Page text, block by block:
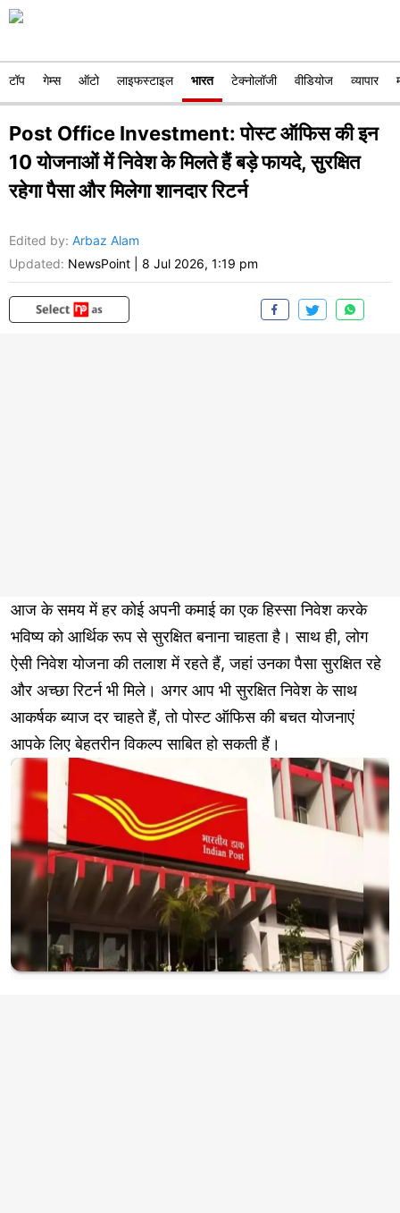
टॉप गेम्स ऑटो लाइफस्टाइल भारत टेक्नोलॉजी वीडियोज व्यापार
Post Office Investment: पोस्ट ऑफिस की इन
10 योजनाओं में निवेश के मिलते हैं बड़े फायदे, सुरक्षित
रहेगा पैसा और मिलेगा शानदार रिटर्न
Edited by: Arbaz Alam
Updated: NewsPoint 8 Jul 2026, 1:19 pm
आज के समय में हर कोई अपनी कमाई का एक हिस्सा निवेश करके
भविष्य को आर्थिक रूप से सुरक्षित बनाना चाहता है। साथ ही, लोग
ऐसी निवेश योजना की तलाश में रहते हैं, जहां उनका पैसा सुरक्षित रहे
और अच्छा रिटर्न भी मिले। अगर आप भी सुरक्षित निवेश के साथ
आकर्षक ब्याज दर चाहते हैं, तो पोस्ट ऑफिस की बचत योजनाएं
आपके लिए बेहतरीन विकल्प साबित हो सकती हैं।